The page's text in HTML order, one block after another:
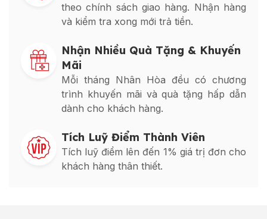
theo chính sách giao hàng. Nhận hàng
và kiểm tra xong mới trả tiền.
Nhận Nhiều Quà Tặng & Khuyến
Mãi
Mỗi tháng Nhân Hòa đều có chương
trình khuyến mãi và quà tặng hấp dẫn
dành cho khách hàng.
Tích Luỹ Điểm Thành Viên
Tích luỹ điểm lên đến 1% giá trị đơn cho
khách hàng thân thiết.